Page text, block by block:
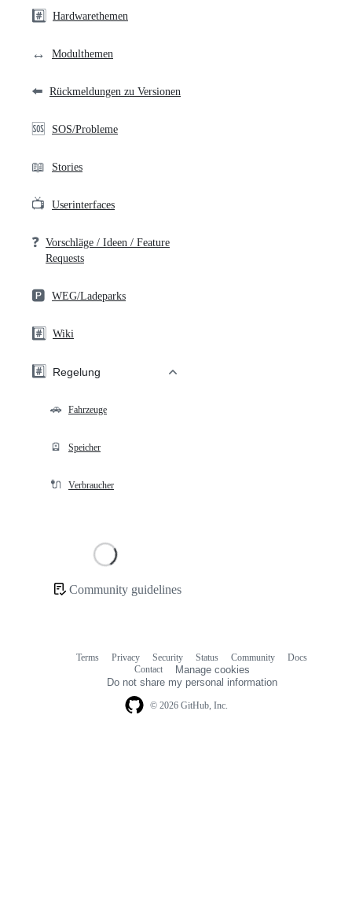
#️⃣ Hardwarethemen
↔️ Modulthemen
⬅️ Rückmeldungen zu Versionen
🆘 SOS/Probleme
📖 Stories
📺 Userinterfaces
❓ Vorschläge / Ideen / Feature
Requests
🅿️ WEG/Ladeparks
#️⃣ Wiki
#️⃣ Regelung
🚗 Fahrzeuge
🪫 Speicher
🔌 Verbraucher
Community guidelines
© 2026 GitHub, Inc.
Terms Privacy Security Status Community
Docs
Contact
Manage cookies
Do not share my personal information